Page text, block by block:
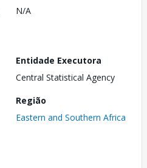
N/A
Entidade Executora
Central Statistical Agency
Região
Eastern and Southern Africa